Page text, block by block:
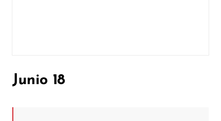
Junio 18